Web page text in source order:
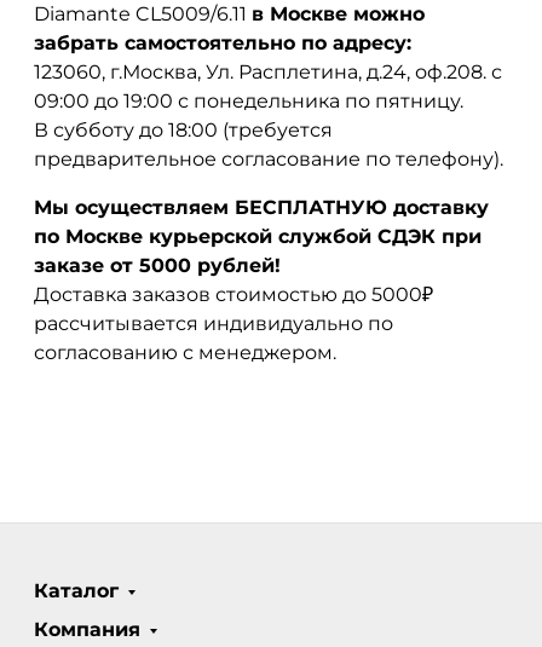
Diamante CL5009/6.11 в Москве можно
забрать самостоятельно по адресу:
123060, г.Москва, Ул. Расплетина, д.24, оф.208. с
09:00 до 19:00 с понедельника по пятницу.
В субботу до 18:00 (требуется
предварительное согласование по телефону).
Мы осуществляем БЕСПЛАТНУЮ доставку
по Москве курьерской службой СДЭК при
заказе от 5000 рублей!
Доставка заказов стоимостью до 5000₽
рассчитывается индивидуально по
согласованию с менеджером.
Каталог
Компания